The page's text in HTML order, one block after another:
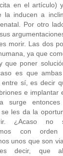
en el artículo)
la inducen a
Por otro
morir. Las dos
ya que
que poner
es que
entre sí, es decir
e implantar
surge
les da la
¿Acaso no
con
unos que son
decir, que